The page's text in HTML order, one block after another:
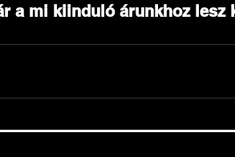
a mi kiinduló árunkhoz lesz